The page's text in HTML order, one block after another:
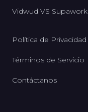
Vidwud VS Supawork
Política de Privacidad
Términos de Servicio
Contáctanos